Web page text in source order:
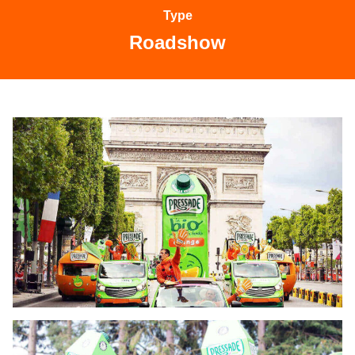
Type
Roadshow